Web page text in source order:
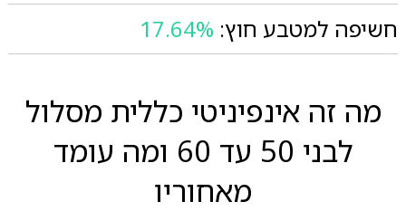
חשיפה למטבע חוץ: 17.64%
מה זה אינפיניטי כללית מסלול
לבני 50 עד 60 ומה עומד
מאחוריו